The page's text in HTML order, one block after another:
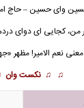
♫ ♫ نکست وان